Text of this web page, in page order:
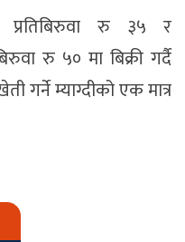
प्रतिबिरुवा रु ३५ र
रु ५० मा बिक्री गर्दै
गर्ने म्याग्दीको एक मात्र